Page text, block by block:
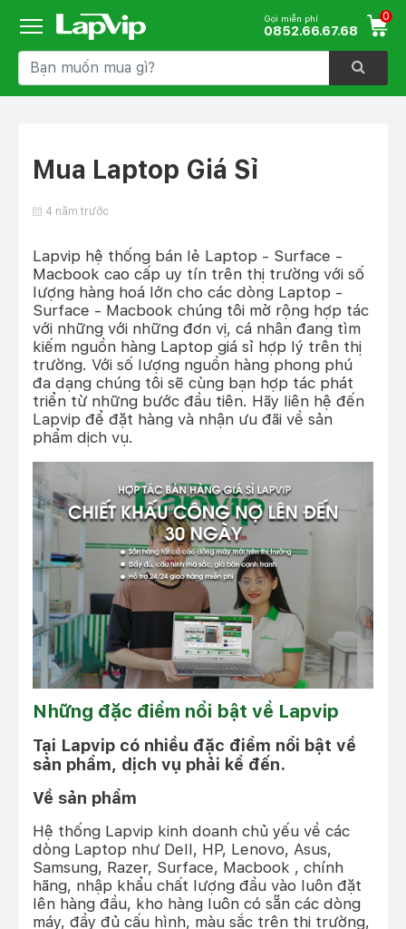
Gọi miễn phí
0852.66.67.68
0
Mua Laptop Giá Sỉ
4 năm trước
Lapvip hệ thống bán lẻ Laptop - Surface -
Macbook cao cấp uy tín trên thị trường với số
lượng hàng hoá lớn cho các dòng Laptop -
Surface - Macbook chúng tôi mở rộng hợp tác
với những với những đơn vị, cá nhân đang tìm
kiếm nguồn hàng Laptop giá sỉ hợp lý trên thị
trường. Với số lượng nguồn hàng phong phú
đa dạng chúng tôi sẽ cùng bạn hợp tác phát
triển từ những bước đầu tiên. Hãy liên hệ đến
Lapvip để đặt hàng và nhận ưu đãi về sản
phẩm dịch vụ.
Những đặc điểm nổi bật về Lapvip
Tại Lapvip có nhiều đặc điểm nổi bật về
sản phẩm, dịch vụ phải kể đến.
Về sản phẩm
Hệ thống Lapvip kinh doanh chủ yếu về các
dòng Laptop như Dell, HP, Lenovo, Asus,
Samsung, Razer, Surface, Macbook , chính
hãng, nhập khẩu chất lượng đầu vào luôn đặt
lên hàng đầu, kho hàng luôn có sẵn các dòng
máy, đầy đủ cấu hình, màu sắc trên thị trường,